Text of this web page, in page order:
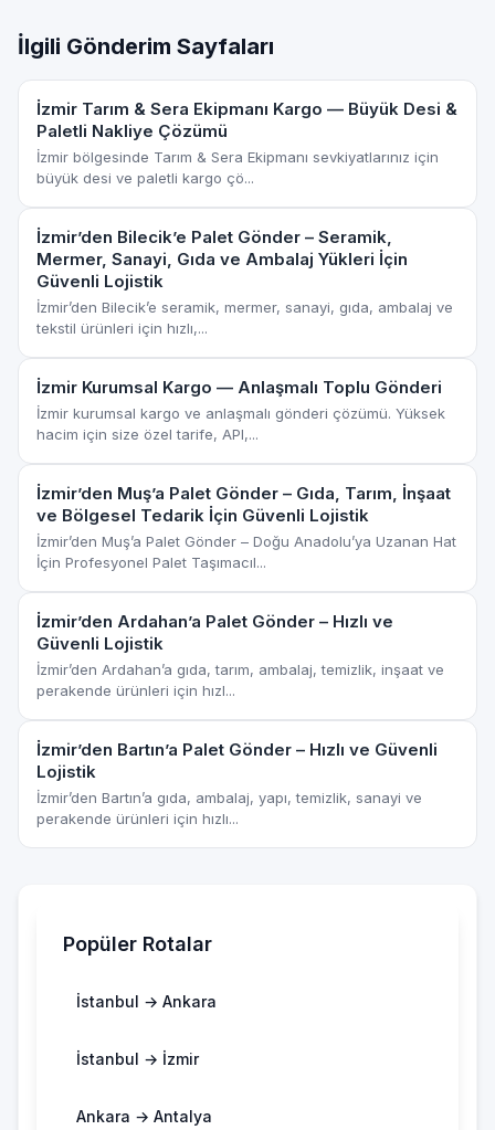
Popüler Rotalar
İstanbul → Ankara
İstanbul → İzmir
Ankara → Antalya
İlgili Gönderim Sayfaları
İzmir Tarım & Sera Ekipmanı Kargo — Büyük Desi &
Paletli Nakliye Çözümü
İzmir bölgesinde Tarım & Sera Ekipmanı sevkiyatlarınız için
büyük desi ve paletli kargo çö...
İzmir’den Bilecik’e Palet Gönder – Seramik,
Mermer, Sanayi, Gıda ve Ambalaj Yükleri İçin
Güvenli Lojistik
İzmir’den Bilecik’e seramik, mermer, sanayi, gıda, ambalaj ve
tekstil ürünleri için hızlı,...
İzmir Kurumsal Kargo — Anlaşmalı Toplu Gönderi
İzmir kurumsal kargo ve anlaşmalı gönderi çözümü. Yüksek
hacim için size özel tarife, API,...
İzmir’den Muş’a Palet Gönder – Gıda, Tarım, İnşaat
ve Bölgesel Tedarik İçin Güvenli Lojistik
İzmir’den Muş’a Palet Gönder – Doğu Anadolu’ya Uzanan Hat
İçin Profesyonel Palet Taşımacıl...
İzmir’den Ardahan’a Palet Gönder – Hızlı ve
Güvenli Lojistik
İzmir’den Ardahan’a gıda, tarım, ambalaj, temizlik, inşaat ve
perakende ürünleri için hızl...
İzmir’den Bartın’a Palet Gönder – Hızlı ve Güvenli
Lojistik
İzmir’den Bartın’a gıda, ambalaj, yapı, temizlik, sanayi ve
perakende ürünleri için hızlı...